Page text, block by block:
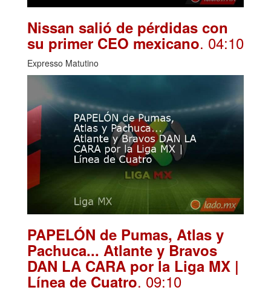
Nissan salió de pérdidas con
su primer CEO mexicano. 04:10
Expresso Matutino
PAPELÓN de Pumas, Atlas y
Pachuca... Atlante y Bravos
DAN LA CARA por la Liga MX |
Línea de Cuatro. 09:10